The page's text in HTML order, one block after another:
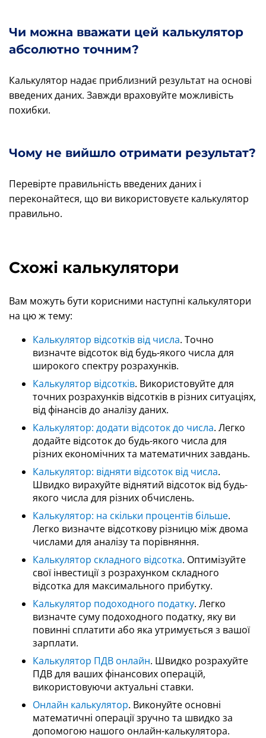
Чи можна вважати цей калькулятор
абсолютно точним?
Калькулятор надає приблизний результат на основі
введених даних. Завжди враховуйте можливість
похибки.
Чому не вийшло отримати результат?
Перевірте правильність введених даних і
переконайтеся, що ви використовуєте калькулятор
правильно.
Схожі калькулятори
Вам можуть бути корисними наступні калькулятори
на цю ж тему:
Калькулятор відсотків від числа. Точно
визначте відсоток від будь-якого числа для
широкого спектру розрахунків.
Калькулятор відсотків. Використовуйте для
точних розрахунків відсотків в різних ситуаціях,
від фінансів до аналізу даних.
Калькулятор: додати відсоток до числа. Легко
додайте відсоток до будь-якого числа для
різних економічних та математичних завдань.
Калькулятор: відняти відсоток від числа.
Швидко вирахуйте віднятий відсоток від будь-
якого числа для різних обчислень.
Калькулятор: на скільки процентів більше.
Легко визначте відсоткову різницю між двома
числами для аналізу та порівняння.
Калькулятор складного відсотка. Оптимізуйте
свої інвестиції з розрахунком складного
відсотка для максимального прибутку.
Калькулятор подоходного податку. Легко
визначте суму подоходного податку, яку ви
повинні сплатити або яка утримується з вашої
зарплати.
Калькулятор ПДВ онлайн. Швидко розрахуйте
ПДВ для ваших фінансових операцій,
використовуючи актуальні ставки.
Онлайн калькулятор. Виконуйте основні
математичні операції зручно та швидко за
допомогою нашого онлайн-калькулятора.